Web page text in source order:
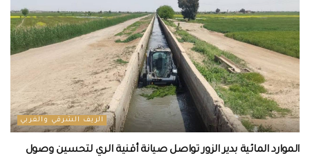
الريف الشرقي والغربي
الموارد المائية بدير الزور تواصل صيانة أقنية الري لتحسين وصول